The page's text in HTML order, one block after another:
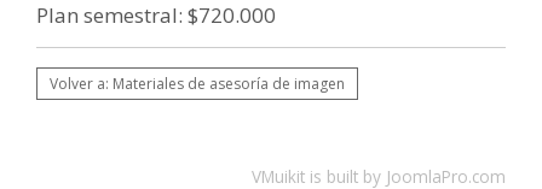
Plan semestral: $720.000
Volver a: Materiales de asesoría de imagen
VMuikit is built by JoomlaPro.com